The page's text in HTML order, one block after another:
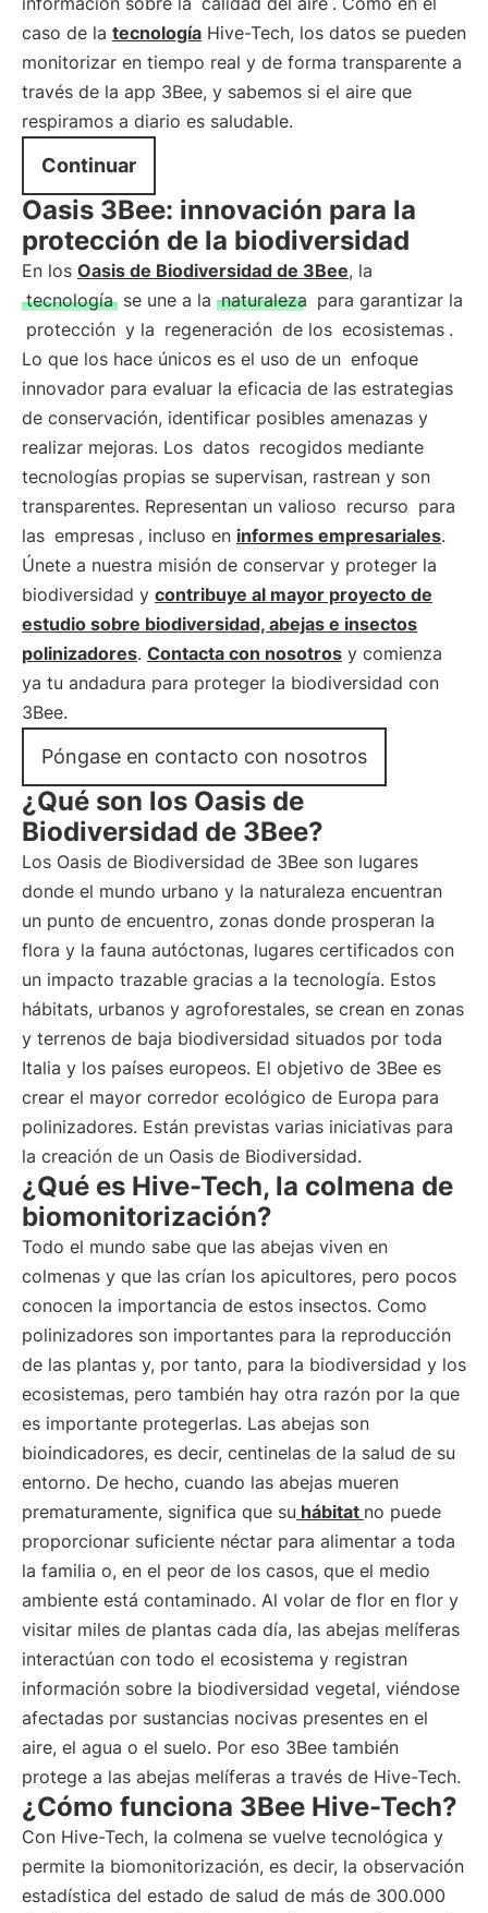
caso de la tecnología Hive-Tech, los datos se pueden
monitorizar en tiempo real y de forma transparente a
través de la app 3Bee, y sabemos si el aire que
respiramos a diario es saludable.
Continuar
Oasis 3Bee: innovación para la
protección de la biodiversidad
En los Oasis de Biodiversidad de 3Bee, la
tecnología se une a la naturaleza para garantizar la
protección y la regeneración de los ecosistemas .
Lo que los hace únicos es el uso de un enfoque
innovador para evaluar la eficacia de las estrategias
de conservación, identificar posibles amenazas y
realizar mejoras. Los datos recogidos mediante
tecnologías propias se supervisan, rastrean y son
transparentes. Representan un valioso recurso para
las empresas , incluso en informes empresariales.
Únete a nuestra misión de conservar y proteger la
biodiversidad y contribuye al mayor proyecto de
estudio sobre biodiversidad, abejas e insectos
polinizadores. Contacta con nosotros y comienza
ya tu andadura para proteger la biodiversidad con
3Bee.
Póngase en contacto con nosotros
¿Qué son los Oasis de
Biodiversidad de 3Bee?
Los Oasis de Biodiversidad de 3Bee son lugares
donde el mundo urbano y la naturaleza encuentran
un punto de encuentro, zonas donde prosperan la
flora y la fauna autóctonas, lugares certificados con
un impacto trazable gracias a la tecnología. Estos
hábitats, urbanos y agroforestales, se crean en zonas
y terrenos de baja biodiversidad situados por toda
Italia y los países europeos. El objetivo de 3Bee es
crear el mayor corredor ecológico de Europa para
polinizadores. Están previstas varias iniciativas para
la creación de un Oasis de Biodiversidad.
¿Qué es Hive-Tech, la colmena de
biomonitorización?
Todo el mundo sabe que las abejas viven en
colmenas y que las crían los apicultores, pero pocos
conocen la importancia de estos insectos. Como
polinizadores son importantes para la reproducción
de las plantas y, por tanto, para la biodiversidad y los
ecosistemas, pero también hay otra razón por la que
es importante protegerlas. Las abejas son
bioindicadores, es decir, centinelas de la salud de su
entorno. De hecho, cuando las abejas mueren
prematuramente, significa que su hábitat no puede
proporcionar suficiente néctar para alimentar a toda
la familia o, en el peor de los casos, que el medio
ambiente está contaminado. Al volar de flor en flor y
visitar miles de plantas cada día, las abejas melíferas
interactúan con todo el ecosistema y registran
información sobre la biodiversidad vegetal, viéndose
afectadas por sustancias nocivas presentes en el
aire, el agua o el suelo. Por eso 3Bee también
protege a las abejas melíferas a través de Hive-Tech.
¿Cómo funciona 3Bee Hive-Tech?
Con Hive-Tech, la colmena se vuelve tecnológica y
permite la biomonitorización, es decir, la observación
estadística del estado de salud de más de 300.000